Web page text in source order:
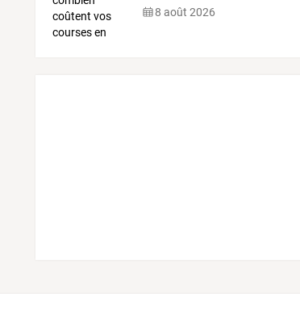
8 août 2026